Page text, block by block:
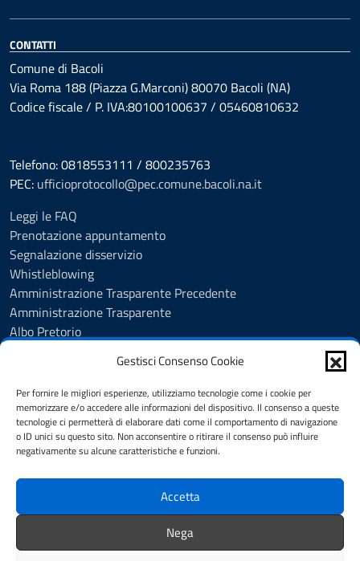
Gestisci Consenso Cookie
Per fornire le migliori esperienze, utilizziamo tecnologie come i cookie per
memorizzare e/o accedere alle informazioni del dispositivo. Il consenso a queste
tecnologie ci permetterà di elaborare dati come il comportamento di navigazione
o ID unici su questo sito. Non acconsentire o ritirare il consenso può influire
negativamente su alcune caratteristiche e funzioni.
Accetta
Nega
CONTATTI
Comune di Bacoli
Via Roma 188 (Piazza G.Marconi) 80070 Bacoli (NA)
Codice fiscale / P. IVA:80100100637 / 05460810632
Telefono: 0818553111 / 800235763
PEC: ufficioprotocollo@pec.comune.bacoli.na.it
Leggi le FAQ
Prenotazione appuntamento
Segnalazione disservizio
Whistleblowing
Amministrazione Trasparente Precedente
Amministrazione Trasparente
Albo Pretorio
Informativa privacy
Dichiarazione di accessibilità
Obiettivi di accessibilità
Note legali
SEGUICI SU
Facebook Youtube